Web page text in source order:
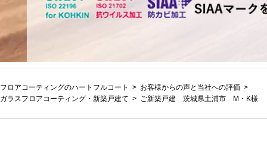
フロアコーティングのハートフルコート
お客様からの声と当社への評価
ガラスフロアコーティング ・ 新築戸建て ご新築戸建 茨城県土浦市 M・K様